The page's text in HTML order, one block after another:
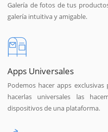
Galería de fotos de tus
galería intuitiva y amigable.
Apps Universales
Podemos hacer apps
hacerlas universales las
dispositivos de una plataforma.